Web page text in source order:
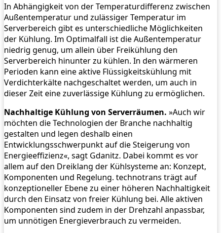
In Abhängigkeit von der Temperaturdifferenz zwischen
Außentemperatur und zulässiger Temperatur im
Serverbereich gibt es unterschiedliche Möglichkeiten
der Kühlung. Im Optimalfall ist die Außentemperatur
niedrig genug, um allein über Freikühlung den
Serverbereich hinunter zu kühlen. In den wärmeren
Perioden kann eine aktive Flüssigkeitskühlung mit
Verdichterkälte nachgeschaltet werden, um auch in
dieser Zeit eine zuverlässige Kühlung zu ermöglichen.
Nachhaltige Kühlung von Serverräumen. »Auch wir
möchten die Technologien der Branche nachhaltig
gestalten und legen deshalb einen
Entwicklungsschwerpunkt auf die Steigerung von
Energieeffizienz«, sagt Gdanitz. Dabei kommt es vor
allem auf den Dreiklang der Kühlsysteme an: Konzept,
Komponenten und Regelung. technotrans trägt auf
konzeptioneller Ebene zu einer höheren Nachhaltigkeit
durch den Einsatz von freier Kühlung bei. Alle aktiven
Komponenten sind zudem in der Drehzahl anpassbar,
um unnötigen Energieverbrauch zu vermeiden.